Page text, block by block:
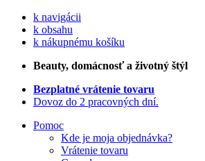
k navigácii
k obsahu
k nákupnému košíku
Beauty, domácnosť a životný štýl
Bezplatné vrátenie tovaru
Dovoz do 2 pracovných dní.
Pomoc
Kde je moja objednávka?
Vrátenie tovaru